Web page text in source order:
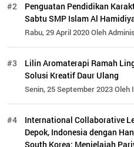
#2
Penguatan Pendidikan
Sabtu SMP Islam Al
Rabu, 29 April 2020 Oleh
#3
Lilin Aromaterapi Ramah
Solusi Kreatif Daur Ulang
Senin, 25 September 2023
#4
International Collaborative
Depok, Indonesia dengan
South Korea: Menjelajah